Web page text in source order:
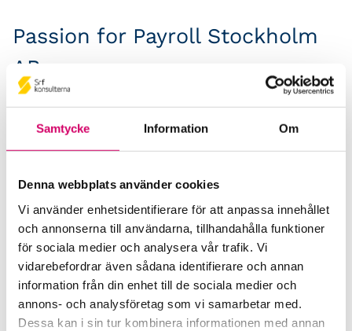
Samtycke Information Om
Denna webbplats använder cookies
Vi använder enhetsidentifierare för att anpassa innehållet
och annonserna till användarna, tillhandahålla funktioner
för sociala medier och analysera vår trafik. Vi
vidarebefordrar även sådana identifierare och annan
information från din enhet till de sociala medier och
annons- och analysföretag som vi samarbetar med.
Dessa kan i sin tur kombinera informationen med annan
Passion for Payroll Stockholm
AB
Srf Auktoriserade konsulter
Billie Thärnå
Auktoriserad Lönekonsult
070-465 68 73
Saltsjö-Boo
Jennie Weidlertz
Skicka e-post
070-253 83 60
Saltsjö-Boo